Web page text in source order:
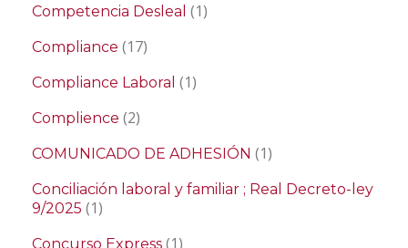
Competencia Desleal (1)
Compliance (17)
Compliance Laboral (1)
Complience (2)
COMUNICADO DE ADHESIÓN (1)
Conciliación laboral y familiar ; Real Decreto-ley
9/2025 (1)
Concurso Express (1)